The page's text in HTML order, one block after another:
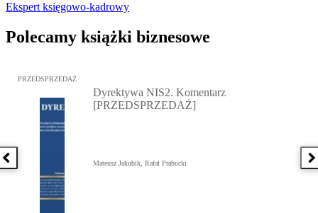
Ekspert księgowo-kadrowy
Polecamy książki biznesowe
Poprzednia książka
Przejdź do: Dyrektywa NIS2. Komentarz [PRZEDSPRZEDAŻ],
PRZEDSPRZEDAŻ
Dyrektywa NIS2. Komentarz
[PRZEDSPRZEDAŻ]
Mateusz Jakubik, Rafał Prabucki